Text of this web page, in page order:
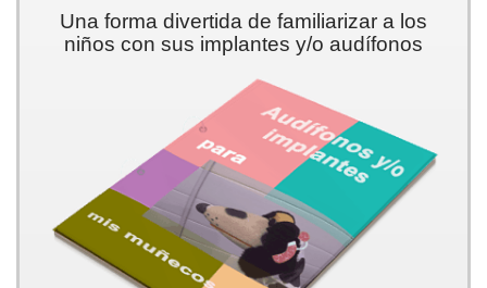
Una forma divertida de familiarizar a los
niños con sus implantes y/o audífonos